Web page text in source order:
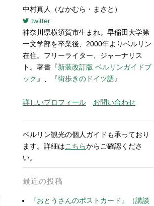
中村真人（なかむら・まさと）
twitter
神奈川県横須賀市生まれ。早稲田大学第
一文学部を卒業後、2000年よりベルリン
在住。フリーライター、ジャーナリス
ト。著書『新装改訂版 ベルリンガイドブ
ック 』、『街歩きのドイツ語』
詳しいプロフィール お問い合わせ
ベルリン観光の個人ガイドも承っており
ます。詳細はこちらからご確認くださ
い。
最近の投稿
『おとうさんのポストカード』（講談